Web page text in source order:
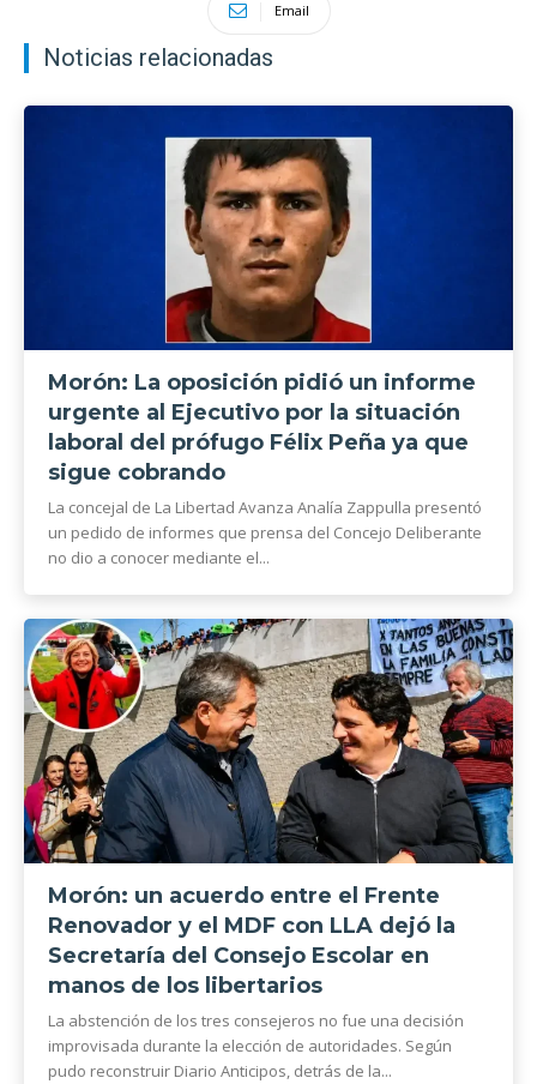
Email
Noticias relacionadas
Morón: La oposición pidió un informe
urgente al Ejecutivo por la situación
laboral del prófugo Félix Peña ya que
sigue cobrando
La concejal de La Libertad Avanza Analía Zappulla presentó
un pedido de informes que prensa del Concejo Deliberante
no dio a conocer mediante el...
Morón: un acuerdo entre el Frente
Renovador y el MDF con LLA dejó la
Secretaría del Consejo Escolar en
manos de los libertarios
La abstención de los tres consejeros no fue una decisión
improvisada durante la elección de autoridades. Según
pudo reconstruir Diario Anticipos, detrás de la...